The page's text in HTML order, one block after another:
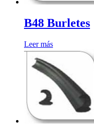
B48 Burletes
Leer más